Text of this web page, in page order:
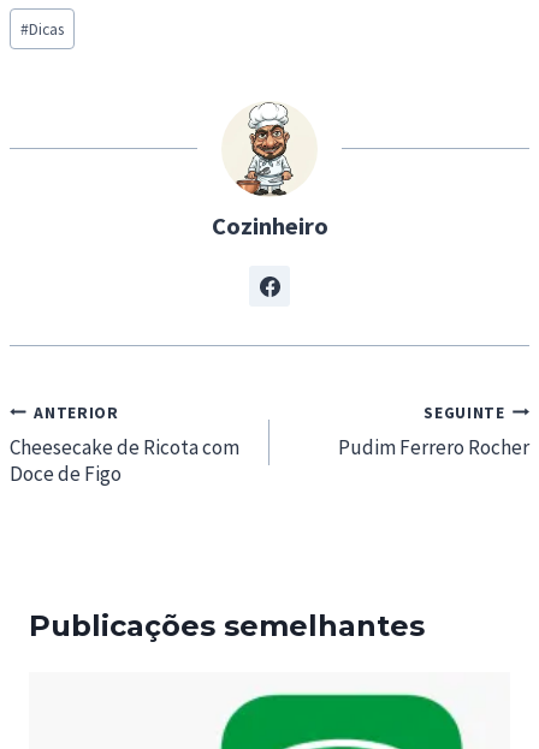
d
i
…
Post
Tags:
#Dicas
Cozinheiro
Navegação
de
artigos
ANTERIOR
Cheesecake de Ricota com
Doce de Figo
SEGUINTE
Pudim Ferrero Rocher
Publicações semelhantes